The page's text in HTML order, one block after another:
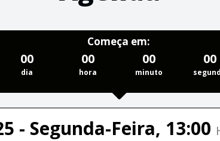
Começa em:
00
dia
00
hora
00
minuto
00
- Segunda-Feira, 13:00